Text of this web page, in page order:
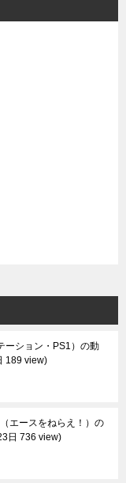
ーション・PS1）の動
189 view
エースをねらえ！）の
日 736 view